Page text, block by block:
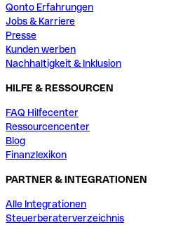
Qonto Erfahrungen
Jobs & Karriere
Presse
Kunden werben
Nachhaltigkeit & Inklusion
HILFE & RESSOURCEN
FAQ Hilfecenter
Ressourcencenter
Blog
Finanzlexikon
PARTNER & INTEGRATIONEN
Alle Integrationen
Steuerberaterverzeichnis